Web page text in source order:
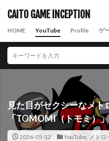
CAITO GAME INCEPTION
HOME YouTube Profile ゲ
見た目がセクシーなメト
「TOMOMI（トモミ）
2026-05-12 YouTube, メトロ